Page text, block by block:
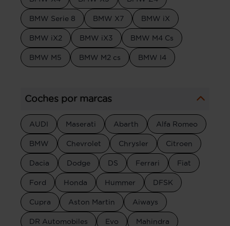
BMW Serie 8 BMW X7 BMW iX
BMW iX2 BMW iX3 BMW M4 Cs
BMW M5 BMW M2 cs BMW I4
Coches por marcas
AUDI Maserati Abarth Alfa Romeo
BMW Chevrolet Chrysler Citroen
Dacia Dodge DS Ferrari Fiat
Ford Honda Hummer DFSK
Cupra Aston Martin Aiways
DR Automobiles Evo Mahindra